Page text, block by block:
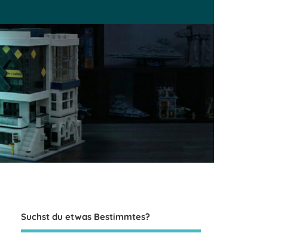
Suchst du etwas Bestimmtes?